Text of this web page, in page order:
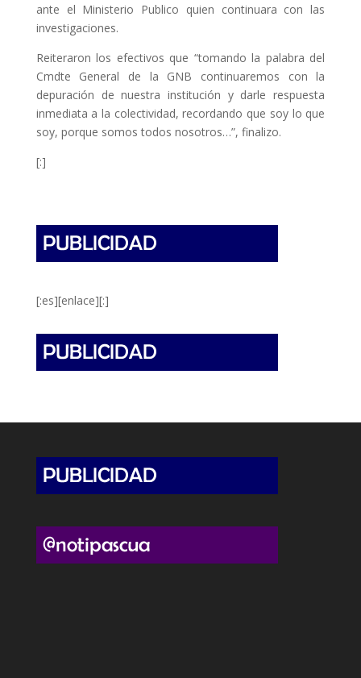
ante el Ministerio Publico quien continuara con las
investigaciones.
Reiteraron los efectivos que “tomando la palabra del
Cmdte General de la GNB continuaremos con la
depuración de nuestra institución y darle respuesta
inmediata a la colectividad, recordando que soy lo que
soy, porque somos todos nosotros…”, finalizo.
[:]
[:es][enlace][:]